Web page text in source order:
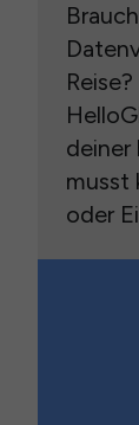
deiner
musst
oder